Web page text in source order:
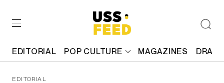
EDITORIAL POP CULTURE MAGAZINES
EDITORIAL